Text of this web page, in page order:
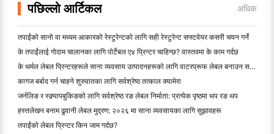
पछिल्लो आर्टिकल अधिक
तपाईंको सानो वा मध्यम आकारको रेस्टुरेन्टको लागि सही रेस्टुरेन्ट सफ्टवेयर कसरी चयन गर्ने
के तपाईंलाई गोदाम चालानका लागि पोर्टेबल ए४ प्रिन्टर चाहिन्छ? वास्तवमा के काम गर्दछ
के थर्मल लेबल प्रिन्टरहरूले साना व्यवसाय उत्पादनहरूको लागि वाटरप्रूफ लेबल बनाउन सक्छन्?
कागज बर्बाद गर्न चाहने शुरुवातका लागि सर्वश्रेष्ठ तत्काल क्यामेरा
जर्नलिङ र स्क्र्यापबुकिङको लागि सर्वश्रेष्ठ रङ लेबल निर्माता: प्रत्येक पृष्ठमा थप रङ थप
हस्तलेखन बनाम ढुवानी लेबल मुद्रण: २०२६ मा साना व्यवसायका लागि सुझावहरू
तपाईंको लेबल प्रिन्टर किन जाम गर्दछ?